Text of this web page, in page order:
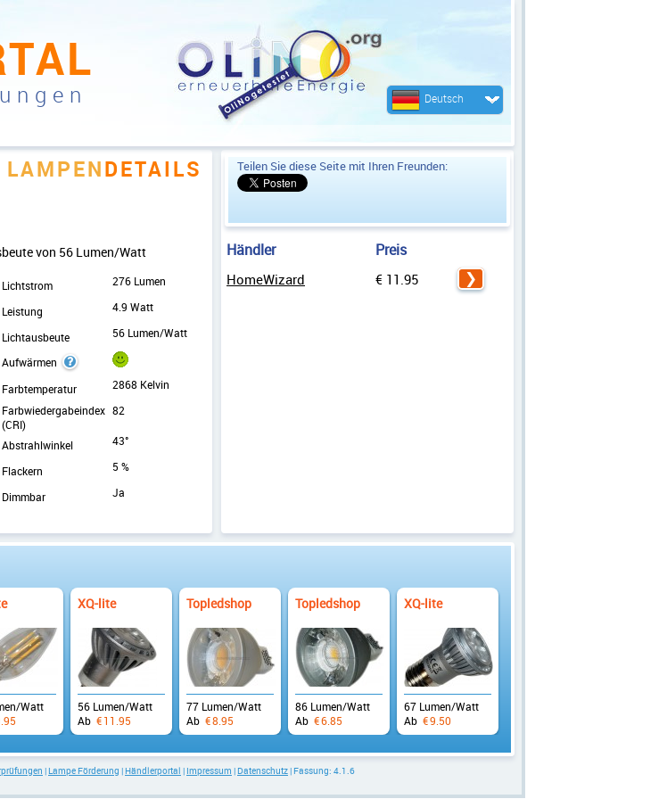
Deutsch
LAMPENDETAILS
von 56 Lumen/Watt
Lichtstrom 276 Lumen
Leistung 4.9 Watt
Lichtausbeute 56 Lumen/Watt
Aufwärmen
Farbtemperatur
2868 Kelvin
Farbwiedergabeindex
(CRI)
82
Abstrahlwinkel 43°
Flackern
5 %
Dimmbar
Ja
Teilen Sie diese Seite mit Ihren Freunden:
Händler Preis
HomeWizard € 11.95 ❯
Watt
XQ-lite
56 Lumen/Watt
Ab €11.95
Topledshop
77 Lumen/Watt
Ab €8.95
Topledshop
86 Lumen/Watt
Ab €6.85
XQ-lite
67 Lumen/Watt
Ab €9.50
|Lampe Förderung |Händlerportal | Impressum |Datenschutz| Fassung: 4.1.6